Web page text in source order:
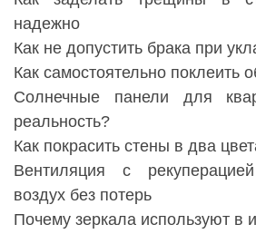
надежно
Как не допустить брака при
Как самостоятельно поклеить
Солнечные панели для
реальность?
Как покрасить стены в два
Вентиляция с
воздух без потерь
Почему зеркала используют в